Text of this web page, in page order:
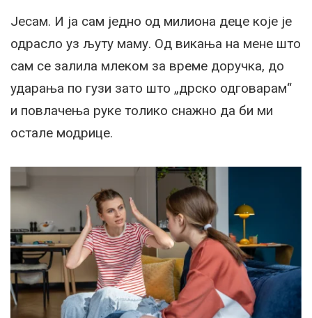
Јесам. И ја сам једно од милиона деце које је
одрасло уз љуту маму. Од викања на мене што
сам се залила млеком за време доручка, до
ударања по гузи зато што „дрско одговарам“
и повлачења руке толико снажно да би ми
остале модрице.